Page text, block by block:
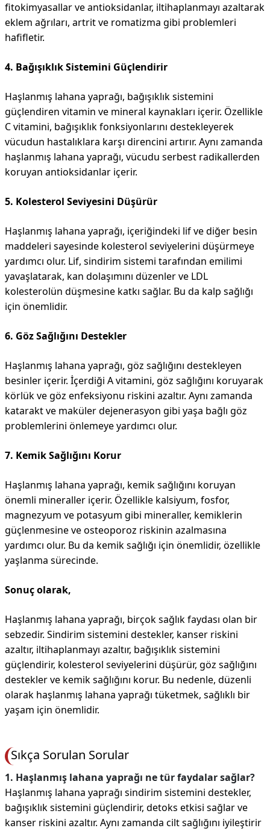
fitokimyasallar ve antioksidanlar, iltihaplanmayı azaltarak
eklem ağrıları, artrit ve romatizma gibi problemleri
hafifletir.
4. Bağışıklık Sistemini Güçlendirir
Haşlanmış lahana yaprağı, bağışıklık sistemini
güçlendiren vitamin ve mineral kaynakları içerir. Özellikle
C vitamini, bağışıklık fonksiyonlarını destekleyerek
vücudun hastalıklara karşı direncini artırır. Aynı zamanda
haşlanmış lahana yaprağı, vücudu serbest radikallerden
koruyan antioksidanlar içerir.
5. Kolesterol Seviyesini Düşürür
Haşlanmış lahana yaprağı, içeriğindeki lif ve diğer besin
maddeleri sayesinde kolesterol seviyelerini düşürmeye
yardımcı olur. Lif, sindirim sistemi tarafından emilimi
yavaşlatarak, kan dolaşımını düzenler ve LDL
kolesterolün düşmesine katkı sağlar. Bu da kalp sağlığı
için önemlidir.
6. Göz Sağlığını Destekler
Haşlanmış lahana yaprağı, göz sağlığını destekleyen
besinler içerir. İçerdiği A vitamini, göz sağlığını koruyarak
körlük ve göz enfeksiyonu riskini azaltır. Aynı zamanda
katarakt ve maküler dejenerasyon gibi yaşa bağlı göz
problemlerini önlemeye yardımcı olur.
7. Kemik Sağlığını Korur
Haşlanmış lahana yaprağı, kemik sağlığını koruyan
önemli mineraller içerir. Özellikle kalsiyum, fosfor,
magnezyum ve potasyum gibi mineraller, kemiklerin
güçlenmesine ve osteoporoz riskinin azalmasına
yardımcı olur. Bu da kemik sağlığı için önemlidir, özellikle
yaşlanma sürecinde.
Sonuç olarak,
Haşlanmış lahana yaprağı, birçok sağlık faydası olan bir
sebzedir. Sindirim sistemini destekler, kanser riskini
azaltır, iltihaplanmayı azaltır, bağışıklık sistemini
güçlendirir, kolesterol seviyelerini düşürür, göz sağlığını
destekler ve kemik sağlığını korur. Bu nedenle, düzenli
olarak haşlanmış lahana yaprağı tüketmek, sağlıklı bir
yaşam için önemlidir.
Sıkça Sorulan Sorular
1. Haşlanmış lahana yaprağı ne tür faydalar sağlar?
Haşlanmış lahana yaprağı sindirim sistemini destekler,
bağışıklık sistemini güçlendirir, detoks etkisi sağlar ve
kanser riskini azaltır. Aynı zamanda cilt sağlığını iyileştirir